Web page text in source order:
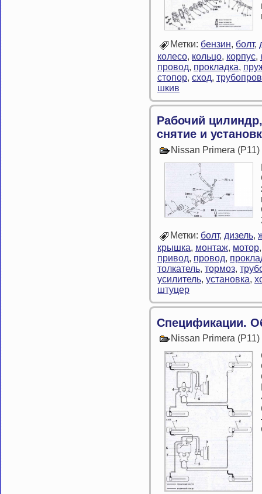
Метки: бензин, болт,
колесо, кольцо, корпус,
провод, прокладка,
стопор, сход,
шкив
Рабочий
снятие и
Nissan Primera
Метки: болт, дизель,
крышка, монтаж, мотор
привод, провод,
толкатель, тормоз,
усилитель, установка,
штуцер
Спецификации.
Nissan Primera